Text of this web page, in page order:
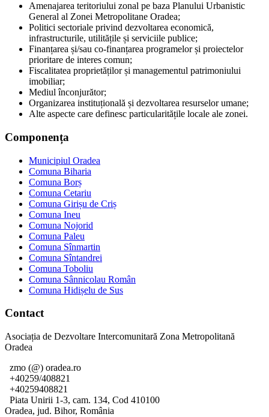
Amenajarea teritoriului zonal pe baza Planului Urbanistic
General al Zonei Metropolitane Oradea;
Politici sectoriale privind dezvoltarea economică,
infrastructurile, utilitățile și serviciile publice;
Finanțarea și/sau co-finanțarea programelor și proiectelor
prioritare de interes comun;
Fiscalitatea proprietăților și managementul patrimoniului
imobiliar;
Mediul înconjurător;
Organizarea instituțională și dezvoltarea resurselor umane;
Alte aspecte care definesc particularitățile locale ale zonei.
Componența
Municipiul Oradea
Comuna Biharia
Comuna Borș
Comuna Cetariu
Comuna Girișu de Criș
Comuna Ineu
Comuna Nojorid
Comuna Paleu
Comuna Sînmartin
Comuna Sîntandrei
Comuna Toboliu
Comuna Sânnicolau Român
Comuna Hidișelu de Sus
Contact
Asociația de Dezvoltare Intercomunitară Zona Metropolitană
Oradea
zmo (@) oradea.ro
+40259/408821
+40259408821
Piata Unirii 1-3, cam. 134, Cod 410100
Oradea, jud. Bihor, România